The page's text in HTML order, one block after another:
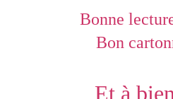
Bonne
Bon
Et à